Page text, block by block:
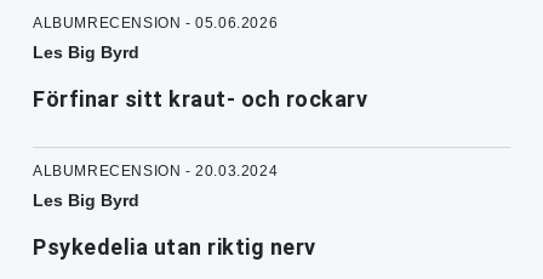
ALBUMRECENSION - 05.06.2026
Les Big Byrd
Förfinar sitt kraut- och rockarv
ALBUMRECENSION - 20.03.2024
Les Big Byrd
Psykedelia utan riktig nerv